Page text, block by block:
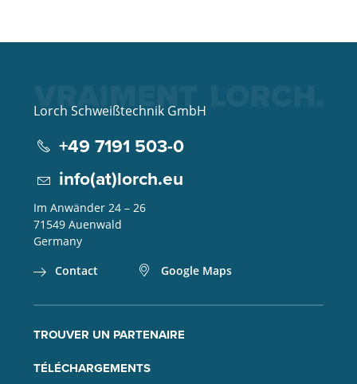
Lorch Schweißtechnik GmbH
+49 7191 503-0
info(at)lorch.eu
Im Anwänder 24 – 26
71549 Auenwald
Germany
Contact
Google Maps
TROUVER UN PARTENAIRE
TÉLÉCHARGEMENTS